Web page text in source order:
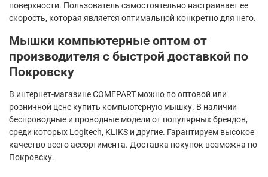
поверхности. Пользователь самостоятельно настраивает ее
скорость, которая является оптимальной конкретно для него.
Мышки компьютерные оптом от
производителя с быстрой доставкой по
Покровску
В интернет-магазине COMEPART можно по оптовой или
розничной цене купить компьютерную мышку. В наличии
беспроводные и проводные модели от популярных брендов,
среди которых Logitech, KLIKS и другие. Гарантируем высокое
качество всего ассортимента. Доставка покупок возможна по
Покровску.